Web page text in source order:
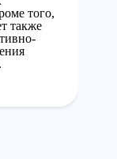
того,
также